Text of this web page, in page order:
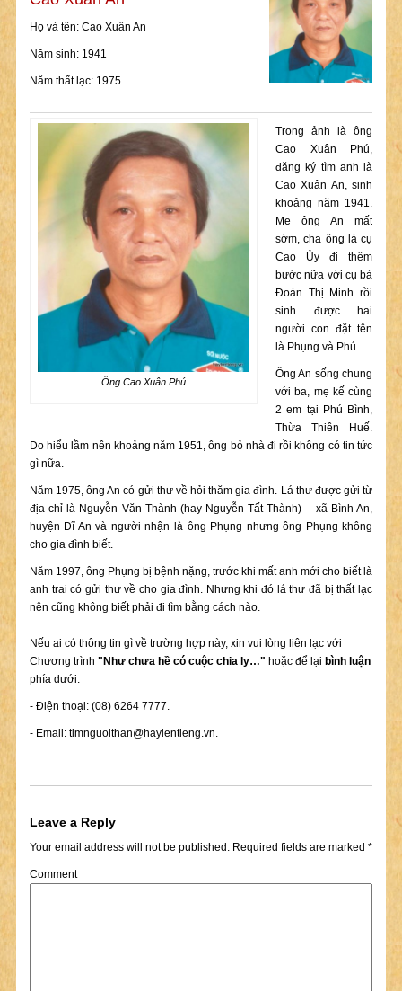
Họ và tên: Cao Xuân An
Năm sinh: 1941
Năm thất lạc: 1975
Ông Cao Xuân Phú
Trong ảnh là ông
Cao Xuân Phú,
đăng ký tìm anh là
Cao Xuân An, sinh
khoảng năm 1941.
Mẹ ông An mất
sớm, cha ông là cụ
Cao Ủy đi thêm
bước nữa với cụ bà
Đoàn Thị Minh rồi
sinh được hai
người con đặt tên
là Phụng và Phú.
Ông An sống chung
với ba, mẹ kế cùng
2 em tại Phú Bình,
Thừa Thiên Huế.
Do hiểu lầm nên khoảng năm 1951, ông bỏ nhà đi rồi không có tin tức
gì nữa.
Năm 1975, ông An có gửi thư về hỏi thăm gia đình. Lá thư được gửi từ
địa chỉ là Nguyễn Văn Thành (hay Nguyễn Tất Thành) – xã Bình An,
huyện Dĩ An và người nhận là ông Phụng nhưng ông Phụng không
cho gia đình biết.
Năm 1997, ông Phụng bị bệnh nặng, trước khi mất anh mới cho biết là
anh trai có gửi thư về cho gia đình. Nhưng khi đó lá thư đã bị thất lạc
nên cũng không biết phải đi tìm bằng cách nào.
Nếu ai có thông tin gì về trường hợp này, xin vui lòng liên lạc với
Chương trình "Như chưa hề có cuộc chia ly…" hoặc để lại bình luận
phía dưới.
- Điện thoại: (08) 6264 7777.
- Email: timnguoithan@haylentieng.vn.
Leave a Reply
Your email address will not be published.Required fields are marked *
Comment